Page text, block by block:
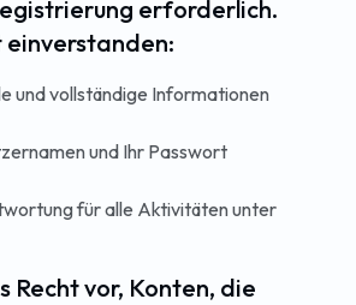
erforderlich.
einverstanden:
und vollständige Informationen
und Ihr Passwort
für alle Aktivitäten unter
Recht vor, Konten, die